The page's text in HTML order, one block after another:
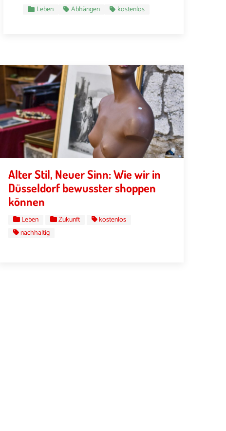
Leben Abhängen kostenlos
Alter Stil, Neuer Sinn: Wie wir in
Düsseldorf bewusster shoppen
können
Leben Zukunft
kostenlos
nachhaltig